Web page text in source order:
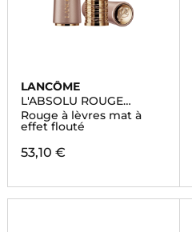
LANCÔME
L'ABSOLU ROUGE
INTIMATTE
Rouge à lèvres mat à
effet flouté
53,10 €